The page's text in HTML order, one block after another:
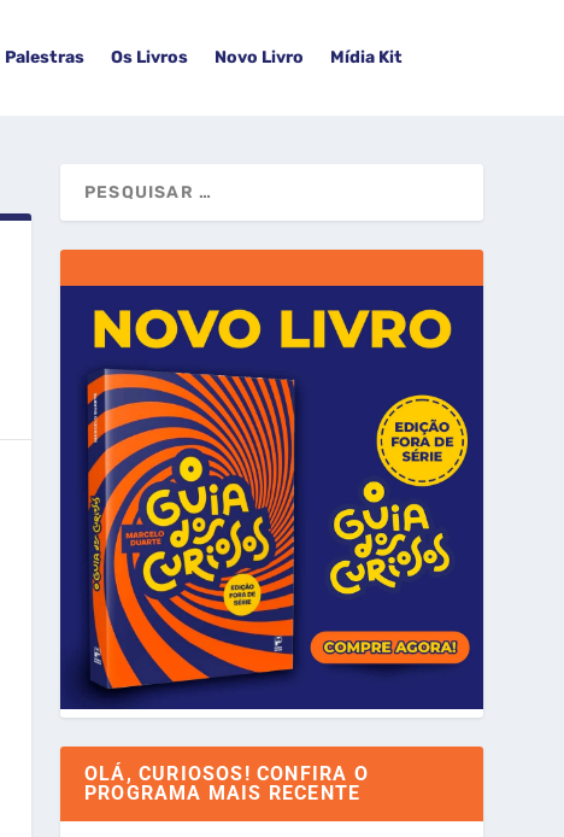
Palestras Os Livros Novo Livro Mídia Kit
OLÁ, CURIOSOS! CONFIRA O
PROGRAMA MAIS RECENTE